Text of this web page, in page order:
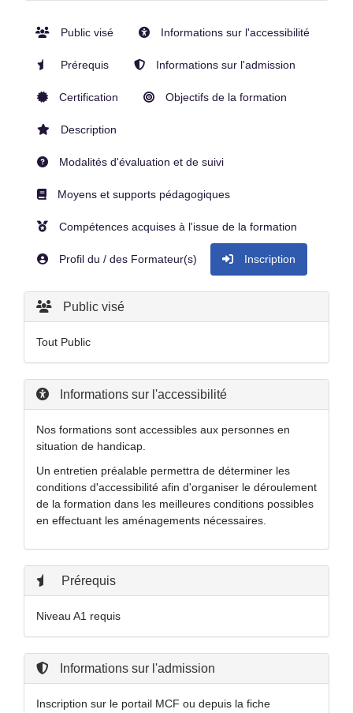
Public visé Informations sur l'accessibilité
Prérequis Informations sur l'admission
Certification Objectifs de la formation
Description
Modalités d'évaluation et de suivi
Moyens et supports pédagogiques
Compétences acquises à l'issue de la formation
Profil du / des Formateur(s) Inscription
Public visé
Tout Public
Informations sur l'accessibilité
Nos formations sont accessibles aux personnes en
situation de handicap.
Un entretien préalable permettra de déterminer les
conditions d'accessibilité afin d'organiser le déroulement
de la formation dans les meilleures conditions possibles
en effectuant les aménagements nécessaires.
Prérequis
Niveau A1 requis
Informations sur l'admission
Inscription sur le portail MCF ou depuis la fiche